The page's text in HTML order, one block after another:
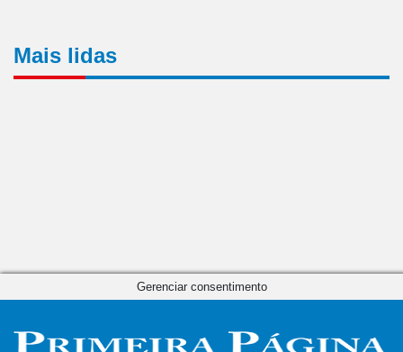
Mais lidas
Gerenciar consentimento